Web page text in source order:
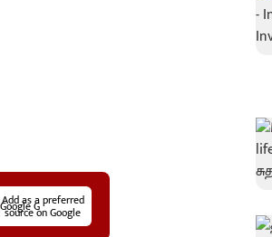
Add as a preferred
source on Google